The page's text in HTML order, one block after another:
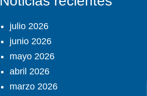
julio 2026
junio 2026
mayo 2026
abril 2026
marzo 2026